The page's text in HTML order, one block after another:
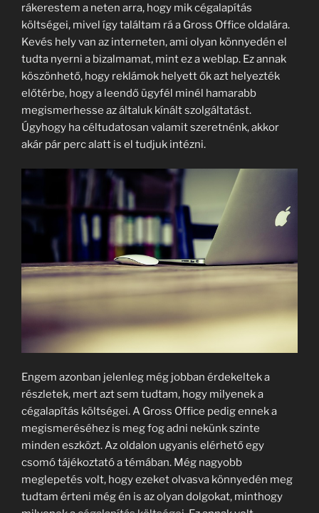
rákerestem a neten arra, hogy mik cégalapítás
költségei, mivel így találtam rá a Gross Office oldalára.
Kevés hely van az interneten, ami olyan könnyedén el
tudta nyerni a bizalmamat, mint ez a weblap. Ez annak
köszönhető, hogy reklámok helyett ők azt helyezték
előtérbe, hogy a leendő ügyfél minél hamarabb
megismerhesse az általuk kínált szolgáltatást.
Úgyhogy ha céltudatosan valamit szeretnénk, akkor
akár pár perc alatt is el tudjuk intézni.
Engem azonban jelenleg még jobban érdekeltek a
részletek, mert azt sem tudtam, hogy milyenek a
cégalapítás költségei. A Gross Office pedig ennek a
megismeréséhez is meg fog adni nekünk szinte
minden eszközt. Az oldalon ugyanis elérhető egy
csomó tájékoztató a témában. Még nagyobb
meglepetés volt, hogy ezeket olvasva könnyedén meg
tudtam érteni még én is az olyan dolgokat, minthogy